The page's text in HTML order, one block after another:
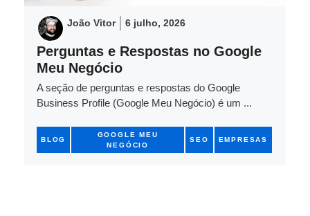
João Vitor 6 julho, 2026
Perguntas e Respostas no Google
Meu Negócio
A seção de perguntas e respostas do Google
Business Profile (Google Meu Negócio) é um ...
BLOG
GOOGLE MEU
NEGÓCIO
SEO EMPRESAS